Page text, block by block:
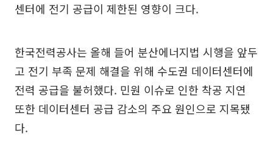
센터에 전기 공급이 제한된 영향이 크다.
한국전력공사는 올해 들어 분산에너지법 시행을 앞두
고 전기 부족 문제 해결을 위해 수도권 데이터센터에
전력 공급을 불허했다. 민원 이슈로 인한 착공 지연
또한 데이터센터 공급 감소의 주요 원인으로 지목됐
다.